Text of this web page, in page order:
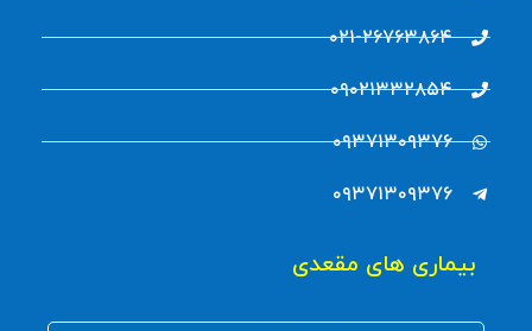
۰۲۱-۲۶۷۶۳۸۶۴
۰۹۰۲۱۳۳۲۸۵۴
۰۹۳۷۱۳۰۹۳۷۶
۰۹۳۷۱۳۰۹۳۷۶
بیماری های مقعدی